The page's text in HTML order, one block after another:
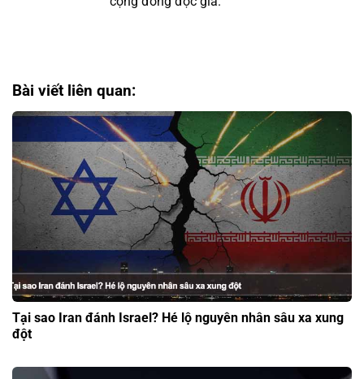
Bài viết liên quan:
Tại sao Iran đánh Israel? Hé lộ nguyên nhân sâu xa xung
đột